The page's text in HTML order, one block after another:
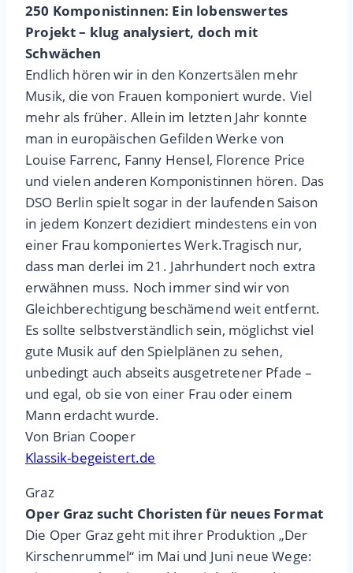
250 Komponistinnen: Ein lobenswertes
Projekt – klug analysiert, doch mit
Schwächen
Endlich hören wir in den Konzertsälen mehr
Musik, die von Frauen komponiert wurde. Viel
mehr als früher. Allein im letzten Jahr konnte
man in europäischen Gefilden Werke von
Louise Farrenc, Fanny Hensel, Florence Price
und vielen anderen Komponistinnen hören. Das
DSO Berlin spielt sogar in der laufenden Saison
in jedem Konzert dezidiert mindestens ein von
einer Frau komponiertes Werk.Tragisch nur,
dass man derlei im 21. Jahrhundert noch extra
erwähnen muss. Noch immer sind wir von
Gleichberechtigung beschämend weit entfernt.
Es sollte selbstverständlich sein, möglichst viel
gute Musik auf den Spielplänen zu sehen,
unbedingt auch abseits ausgetretener Pfade –
und egal, ob sie von einer Frau oder einem
Mann erdacht wurde.
Von Brian Cooper
Klassik-begeistert.de
Graz
Oper Graz sucht Choristen für neues Format
Die Oper Graz geht mit ihrer Produktion „Der
Kirschenrummel“ im Mai und Juni neue Wege: